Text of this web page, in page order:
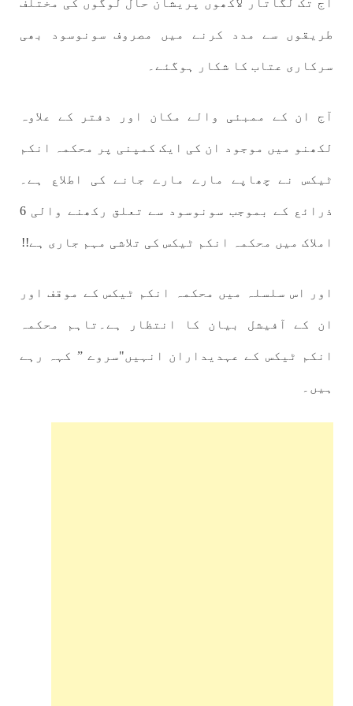
آج تک لگاتار لاکھوں پریشان حال لوگوں کی مختلف
طریقوں سے مدد کرنے میں مصروف سونوسود بھی
سرکاری عتاب کا شکار ہوگئے
آج ان کے ممبئی والے مکان اور دفتر کے علاوہ
لکھنو میں موجود ان کی ایک کمپنی پر محکمہ انکم
ٹیکس نے چھاپے مارے مارے جانے کی اطلاع ہے۔
ذرائع کے بموجب سونوسود سے تعلق رکھنے والی 6
املاک میں محکمہ انکم ٹیکس کی تلاشی مہم جاری ہے!!
اور اس سلسلہ میں محکمہ انکم ٹیکس کے موقف اور
ان کے آفیشل بیان کا انتظار ہے۔تاہم محکمہ
انکم ٹیکس کے عہدیداران انہیں"سروے ” کہہ رہے
ہیں۔